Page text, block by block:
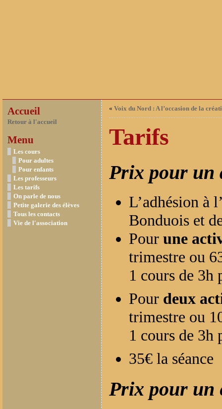
Accueil
Retour à l'accueil
Menu
Les cours
Pour adultes
Pour enfants
Les professeurs
Les tarifs
On parle de nous
Petite galerie des élèves
Tous les contacts
Vie de l'association
« Voix du Nord : A l’occasion de la
Tarifs
Prix pour un
L’adhésion à
Bonduois et
Pour une
trimestre ou
1 cours de 3h
Pour deux
trimestre ou
1 cours de 3h
35€ la séance
Prix pour un